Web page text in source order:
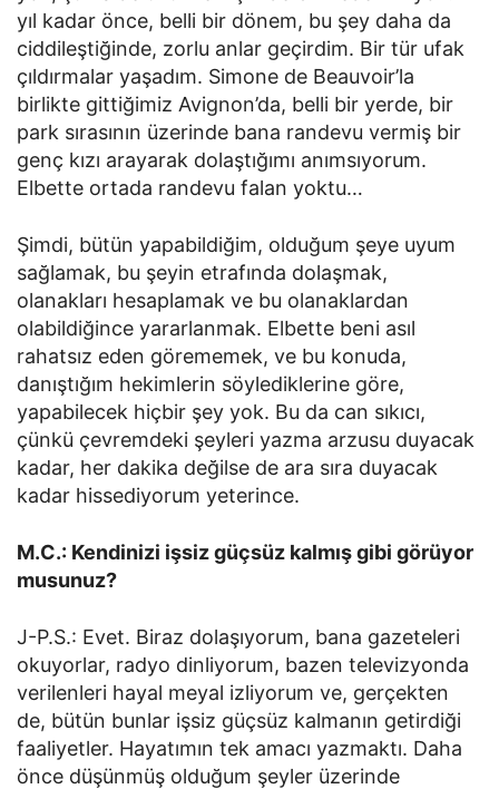
yıl kadar önce, belli bir dönem, bu şey daha da
ciddileştiğinde, zorlu anlar geçirdim. Bir tür ufak
çıldırmalar yaşadım. Simone de Beauvoir’la
birlikte gittiğimiz Avignon’da, belli bir yerde, bir
park sırasının üzerinde bana randevu vermiş bir
genç kızı arayarak dolaştığımı anımsıyorum.
Elbette ortada randevu falan yoktu…
Şimdi, bütün yapabildiğim, olduğum şeye uyum
sağlamak, bu şeyin etrafında dolaşmak,
olanakları hesaplamak ve bu olanaklardan
olabildiğince yararlanmak. Elbette beni asıl
rahatsız eden görememek, ve bu konuda,
danıştığım hekimlerin söylediklerine göre,
yapabilecek hiçbir şey yok. Bu da can sıkıcı,
çünkü çevremdeki şeyleri yazma arzusu duyacak
kadar, her dakika değilse de ara sıra duyacak
kadar hissediyorum yeterince.
M.C.: Kendinizi işsiz güçsüz kalmış gibi görüyor
musunuz?
J-P.S.: Evet. Biraz dolaşıyorum, bana gazeteleri
okuyorlar, radyo dinliyorum, bazen televizyonda
verilenleri hayal meyal izliyorum ve, gerçekten
de, bütün bunlar işsiz güçsüz kalmanın getirdiği
faaliyetler. Hayatımın tek amacı yazmaktı. Daha
önce düşünmüş olduğum şeyler üzerinde